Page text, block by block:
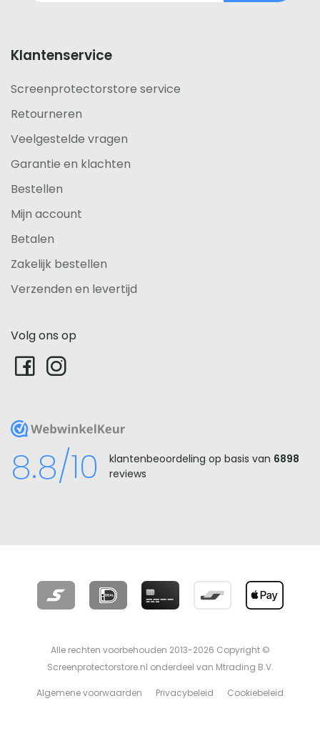
Klantenservice
Screenprotectorstore service
Retourneren
Veelgestelde vragen
Garantie en klachten
Bestellen
Mijn account
Betalen
Zakelijk bestellen
Verzenden en levertijd
Volg ons op
WebwinkelKeur
8.8/10 klantenbeoordeling op basis van 6898
reviews
Alle rechten voorbehouden 2013-2026 Copyright ©
Screenprotectorstore.nl onderdeel van Mtrading B.V.
Algemene voorwaarden Privacybeleid Cookiebeleid